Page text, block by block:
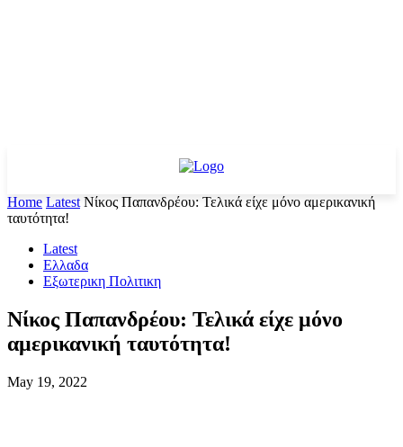
Home Latest Νίκος Παπανδρέου: Τελικά είχε μόνο αμερικανική
ταυτότητα!
Latest
Ελλαδα
Εξωτερικη Πολιτικη
Νίκος Παπανδρέου: Τελικά είχε μόνο
αμερικανική ταυτότητα!
May 19, 2022